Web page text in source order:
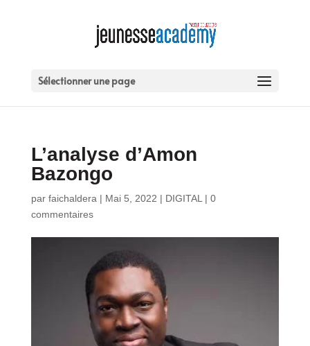
Sélectionner une page
L’analyse d’Amon
Bazongo
par faichaldera | Mai 5, 2022 | DIGITAL | 0
commentaires